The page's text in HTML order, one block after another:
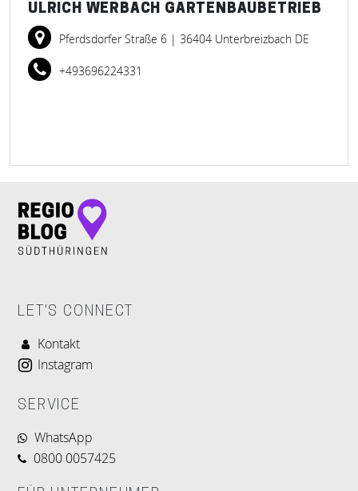
ULRICH WERBACH GARTENBAUBETRIEB
Pferdsdorfer Straße 6 | 36404 Unterbreizbach DE
+493696224331
LET'S CONNECT
Kontakt
Instagram
SERVICE
WhatsApp
0800 0057425